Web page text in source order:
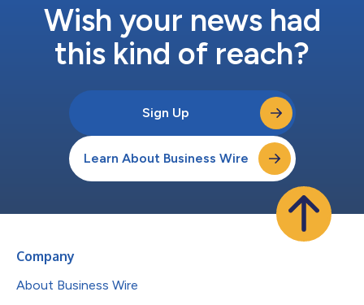
Wish your news had
this kind of reach?
Sign Up
Learn About Business Wire
Company
About Business Wire